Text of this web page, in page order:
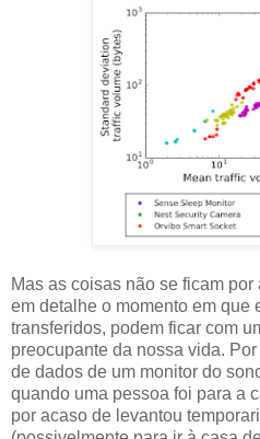
Mas as coisas não se ficam
em detalhe o momento em que
transferidos, podem ficar com
preocupante da nossa vida.
de dados de um monitor do
quando uma pessoa foi para a
por acaso de levantou